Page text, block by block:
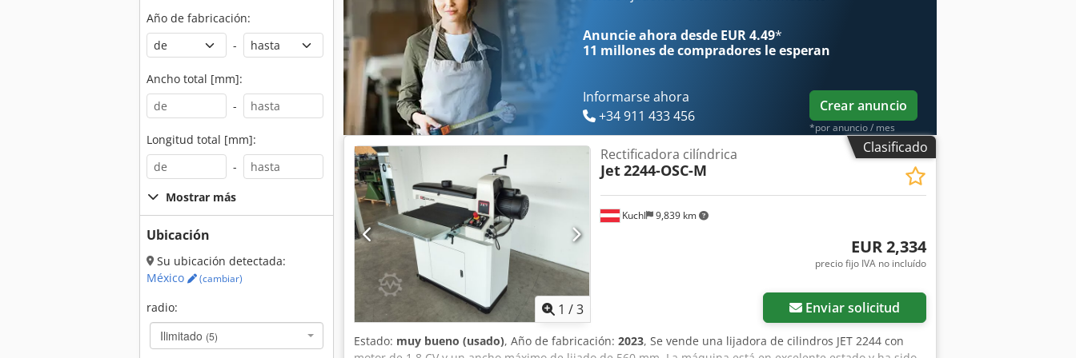
Año de fabricación:
-
Ancho total [mm]:
-
Longitud total [mm]:
-
Mostrar más
Ubicación
Su ubicación detectada:
México
(cambiar)
radio:
Ilimitado (5)
rectificado máximo / mínimo: 75 / 0,8 mm - Conexión para aspiración: 100 mm - Dimensiones (largo x
ancho x alto): 1.010 x 510 x 1.270 mm - Peso: 71 kg La máquina se encuentra en A-8561 Söding y puede ser
inspeccionada y recogida en cualquier momento durante nuestro horario de atención. ¡Se reserva el
derecho a venta anticipada! Crjdozgrz Rjpfx Agqjf Términos relacionados: rectificadora, máquina de
rectificado, rectificar Referencia: R-R05Y9
Anuncie ahora desde EUR 4.49*
11 millones de compradores le esperan
Informarse ahora
+34 911 433 456
Crear anuncio
*por anuncio / mes
Clasificado
1 /3
Kuchl 9,839 km
Rectificadora cilíndrica
Jet2244-OSC-M
EUR 2,334
precio fijo IVA no incluído
Enviar solicitud
Estado: muy bueno (usado), Año de fabricación: 2023, Se vende una lijadora de cilindros JET 2244 con